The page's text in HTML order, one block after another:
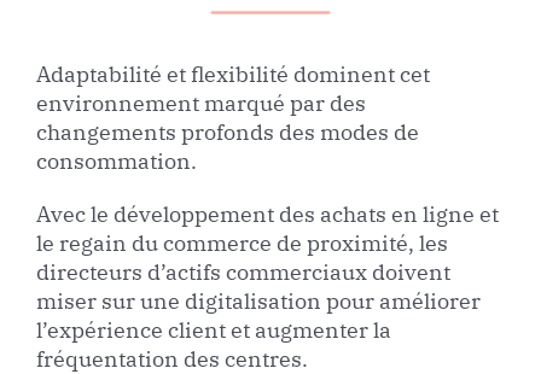
Adaptabilité et flexibilité dominent cet
environnement marqué par des
changements profonds des modes de
consommation.
Avec le développement des achats en ligne et
le regain du commerce de proximité, les
directeurs d’actifs commerciaux doivent
miser sur une digitalisation pour améliorer
l’expérience client et augmenter la
fréquentation des centres.